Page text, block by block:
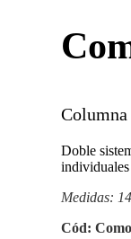
Doble
individuales
Medidas:
Cód: Como